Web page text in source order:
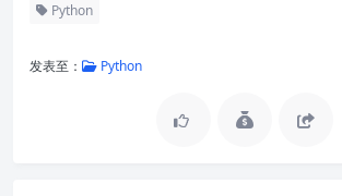
Python
发表至： Python